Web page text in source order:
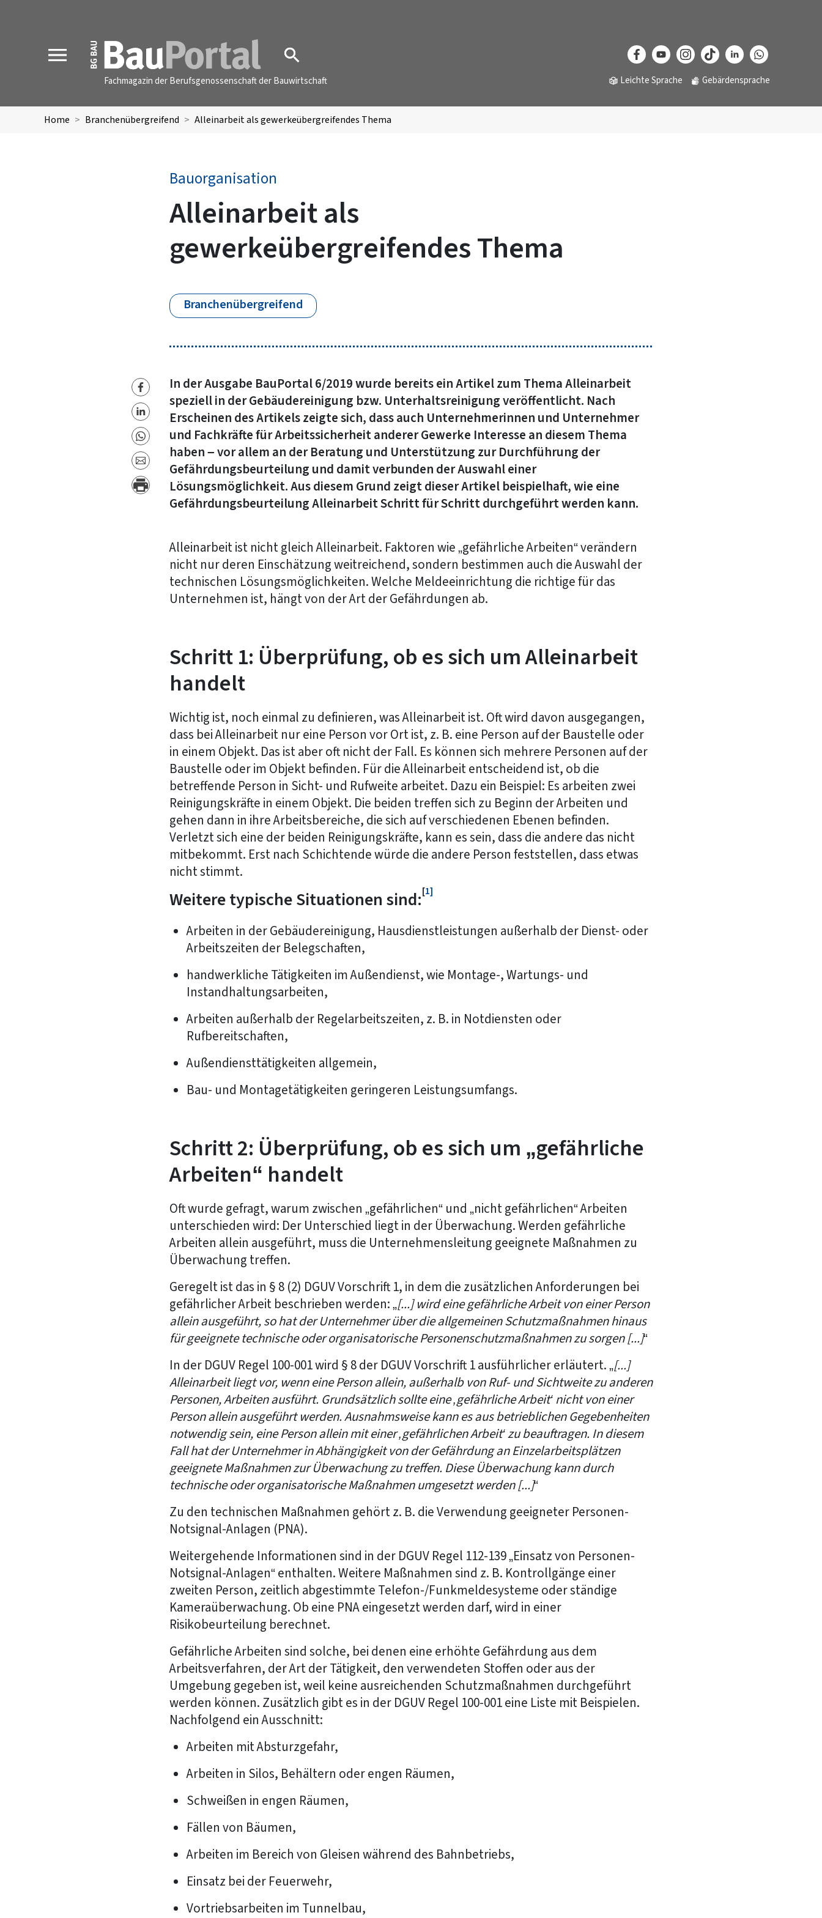
MENU
Fachmagazin der Berufsgenossenschaft der Bauwirtschaft Leichte Sprache Gebärdensprache
Home Branchenübergreifend Alleinarbeit als gewerkeübergreifendes Thema
Bauorganisation
Alleinarbeit als
gewerkeübergreifendes Thema
Branchenübergreifend
In der Ausgabe BauPortal 6/2019 wurde bereits ein Artikel zum Thema Alleinarbeit
speziell in der Gebäudereinigung bzw. Unterhaltsreinigung veröffentlicht. Nach
Erscheinen des Artikels zeigte sich, dass auch Unternehmerinnen und Unternehmer
und Fachkräfte für Arbeitssicherheit anderer Gewerke Interesse an diesem Thema
haben – vor allem an der Beratung und Unterstützung zur Durchführung der
Gefährdungsbeurteilung und damit verbunden der Auswahl einer
Lösungsmöglichkeit. Aus diesem Grund zeigt dieser Artikel beispielhaft, wie eine
Gefährdungsbeurteilung Alleinarbeit Schritt für Schritt durchgeführt werden kann.
Alleinarbeit ist nicht gleich Alleinarbeit. Faktoren wie „gefährliche Arbeiten“ verändern
nicht nur deren Einschätzung weitreichend, sondern bestimmen auch die Auswahl der
technischen Lösungsmöglichkeiten. Welche Meldeeinrichtung die richtige für das
Unternehmen ist, hängt von der Art der Gefährdungen ab.
Schritt 1: Überprüfung, ob es sich um Alleinarbeit
handelt
Wichtig ist, noch einmal zu definieren, was Alleinarbeit ist. Oft wird davon ausgegangen,
dass bei Alleinarbeit nur eine Person vor Ort ist, z. B. eine Person auf der Baustelle oder
in einem Objekt. Das ist aber oft nicht der Fall. Es können sich mehrere Personen auf der
Baustelle oder im Objekt befinden. Für die Alleinarbeit entscheidend ist, ob die
betreffende Person in Sicht- und Rufweite arbeitet. Dazu ein Beispiel: Es arbeiten zwei
Reinigungskräfte in einem Objekt. Die beiden treffen sich zu Beginn der Arbeiten und
gehen dann in ihre Arbeitsbereiche, die sich auf verschiedenen Ebenen befinden.
Verletzt sich eine der beiden Reinigungskräfte, kann es sein, dass die andere das nicht
mitbekommt. Erst nach Schichtende würde die andere Person feststellen, dass etwas
nicht stimmt.
Weitere typische Situationen sind:[1]
Arbeiten in der Gebäudereinigung, Hausdienstleistungen außerhalb der Dienst- oder
Arbeitszeiten der Belegschaften,
handwerkliche Tätigkeiten im Außendienst, wie Montage-, Wartungs- und
Instandhaltungsarbeiten,
Arbeiten außerhalb der Regelarbeitszeiten, z. B. in Notdiensten oder
Rufbereitschaften,
Außendiensttätigkeiten allgemein,
Bau- und Montagetätigkeiten geringeren Leistungsumfangs.
Schritt 2: Überprüfung, ob es sich um „gefährliche
Arbeiten“ handelt
Oft wurde gefragt, warum zwischen „gefährlichen“ und „nicht gefährlichen“ Arbeiten
unterschieden wird: Der Unterschied liegt in der Überwachung. Werden gefährliche
Arbeiten allein ausgeführt, muss die Unternehmensleitung geeignete Maßnahmen zu
Überwachung treffen.
Geregelt ist das in § 8 (2) DGUV Vorschrift 1, in dem die zusätzlichen Anforderungen bei
gefährlicher Arbeit beschrieben werden: „[...] wird eine gefährliche Arbeit von einer Person
allein ausgeführt, so hat der Unternehmer über die allgemeinen Schutzmaßnahmen hinaus
für geeignete technische oder organisatorische Personenschutzmaßnahmen zu sorgen [...]“
In der DGUV Regel 100-001 wird § 8 der DGUV Vorschrift 1 ausführlicher erläutert. „[...]
Alleinarbeit liegt vor, wenn eine Person allein, außerhalb von Ruf- und Sichtweite zu anderen
Personen, Arbeiten ausführt. Grundsätzlich sollte eine ‚gefährliche Arbeit‘ nicht von einer
Person allein ausgeführt werden. Ausnahmsweise kann es aus betrieblichen Gegebenheiten
notwendig sein, eine Person allein mit einer ‚gefährlichen Arbeit‘ zu beauftragen. In diesem
Fall hat der Unternehmer in Abhängigkeit von der Gefährdung an Einzelarbeitsplätzen
geeignete Maßnahmen zur Überwachung zu treffen. Diese Überwachung kann durch
technische oder organisatorische Maßnahmen umgesetzt werden [...]“
Zu den technischen Maßnahmen gehört z. B. die Verwendung geeigneter Personen-
Notsignal-Anlagen (PNA).
Weitergehende Informationen sind in der DGUV Regel 112-139 „Einsatz von Personen-
Notsignal-Anlagen“ enthalten. Weitere Maßnahmen sind z. B. Kontrollgänge einer
zweiten Person, zeitlich abgestimmte Telefon-/Funkmeldesysteme oder ständige
Kameraüberwachung. Ob eine PNA eingesetzt werden darf, wird in einer
Risikobeurteilung berechnet.
Gefährliche Arbeiten sind solche, bei denen eine erhöhte Gefährdung aus dem
Arbeitsverfahren, der Art der Tätigkeit, den verwendeten Stoffen oder aus der
Umgebung gegeben ist, weil keine ausreichenden Schutzmaßnahmen durchgeführt
werden können. Zusätzlich gibt es in der DGUV Regel 100-001 eine Liste mit Beispielen.
Nachfolgend ein Ausschnitt:
Arbeiten mit Absturzgefahr,
Arbeiten in Silos, Behältern oder engen Räumen,
Schweißen in engen Räumen,
Fällen von Bäumen,
Arbeiten im Bereich von Gleisen während des Bahnbetriebs,
Einsatz bei der Feuerwehr,
Vortriebsarbeiten im Tunnelbau,